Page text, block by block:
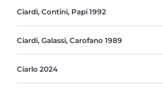
Ciardi, Contini, Papi 1992
Ciardi, Galassi, Carofano 1989
Ciarlo 2024